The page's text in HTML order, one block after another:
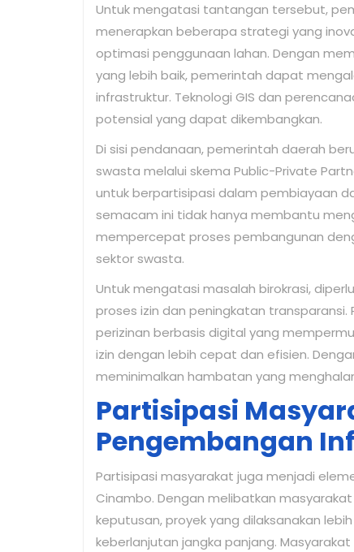
Untuk mengatasi tantangan tersebut,
menerapkan beberapa strategi yang
optimasi penggunaan lahan. Dengan
yang lebih baik, pemerintah dapat
infrastruktur. Teknologi GIS dan
potensial yang dapat dikembangkan.
Di sisi pendanaan, pemerintah daerah
swasta melalui skema Public-Private
untuk berpartisipasi dalam pembiayaan
semacam ini tidak hanya membantu
mempercepat proses pembangunan
sektor swasta.
Untuk mengatasi masalah birokrasi,
proses izin dan peningkatan
perizinan berbasis digital yang
izin dengan lebih cepat dan efisien.
meminimalkan hambatan yang
Partisipasi
Pengembangan
Partisipasi masyarakat juga menjadi
Cinambo. Dengan melibatkan
keputusan, proyek yang dilaksanakan
keberlanjutan jangka panjang.